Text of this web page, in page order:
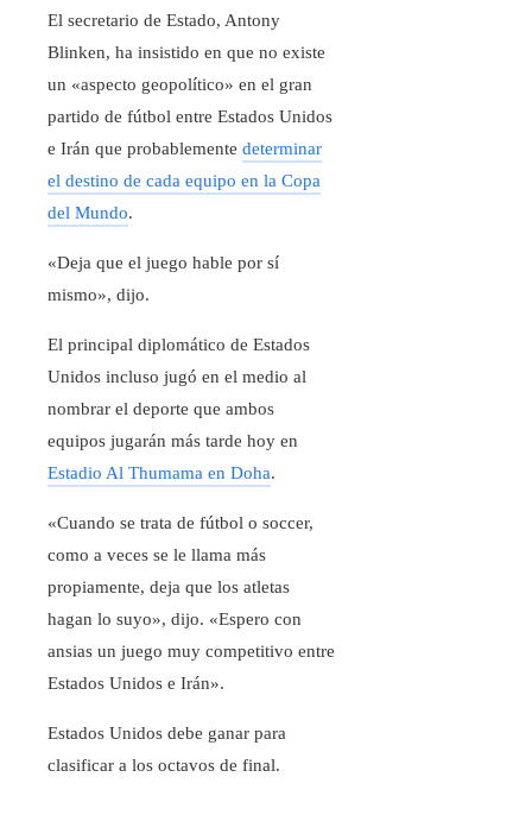
El secretario de Estado, Antony
Blinken, ha insistido en que no existe
un «aspecto geopolítico» en el gran
partido de fútbol entre Estados Unidos
e Irán que probablemente determinar
el destino de cada equipo en la Copa
del Mundo.
«Deja que el juego hable por sí
mismo», dijo.
El principal diplomático de Estados
Unidos incluso jugó en el medio al
nombrar el deporte que ambos
equipos jugarán más tarde hoy en
Estadio Al Thumama en Doha.
«Cuando se trata de fútbol o soccer,
como a veces se le llama más
propiamente, deja que los atletas
hagan lo suyo», dijo. «Espero con
ansias un juego muy competitivo entre
Estados Unidos e Irán».
Estados Unidos debe ganar para
clasificar a los octavos de final.